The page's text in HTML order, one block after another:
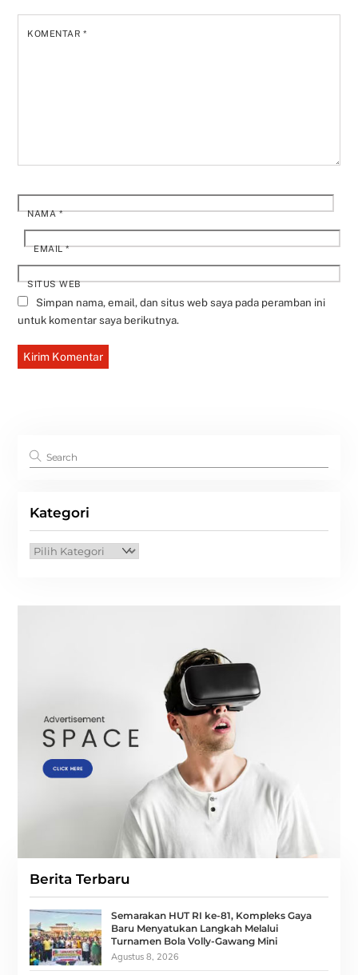
KOMENTAR*
NAMA*
EMAIL*
SITUS WEB
Simpan nama, email, dan situs web saya pada peramban ini
untuk komentar saya berikutnya.
Kategori
Kategori
Berita Terbaru
Semarakan HUT RI ke-81, Kompleks Gaya
Baru Menyatukan Langkah Melalui
Turnamen Bola Volly-Gawang Mini
Agustus 8, 2026